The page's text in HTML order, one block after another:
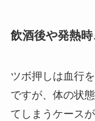
飲酒後や発熱
ツボ押しは血行
ですが、体の状
てしまうケース